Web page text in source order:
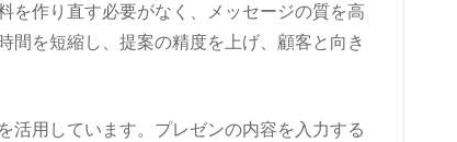
を作り直す必要がなく、メッセージの質を高
間を短縮し、提案の精度を上げ、顧客と向き
活用しています。プレゼンの内容を入力する